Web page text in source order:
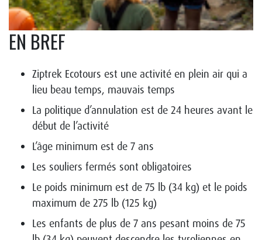
EN BREF
Ziptrek Ecotours est une activité en plein air qui a
lieu beau temps, mauvais temps
La politique d’annulation est de 24 heures avant le
début de l’activité
L’âge minimum est de 7 ans
Les souliers fermés sont obligatoires
Le poids minimum est de 75 lb (34 kg) et le poids
maximum de 275 lb (125 kg)
Les enfants de plus de 7 ans pesant moins de 75